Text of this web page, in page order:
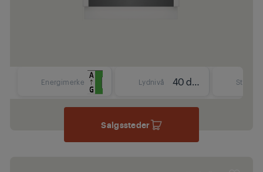
Energimerke Lydnivå 40 dBA
Salgssteder